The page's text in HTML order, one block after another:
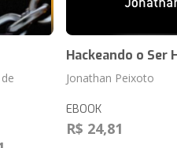
Hackeando o Ser
Jonathan Peixoto
EBOOK
R$ 24,81